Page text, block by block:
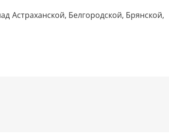
Белгородской, Брянской,